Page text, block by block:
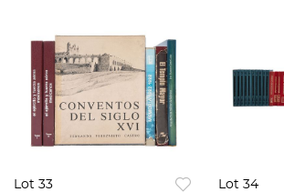
Lot 33 Lot 34